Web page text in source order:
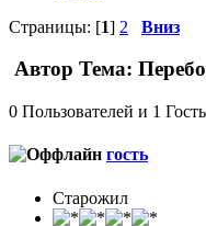
Страницы: [1] 2 Вниз
Автор Тема:
0 Пользователей и 1
гость
Старожил